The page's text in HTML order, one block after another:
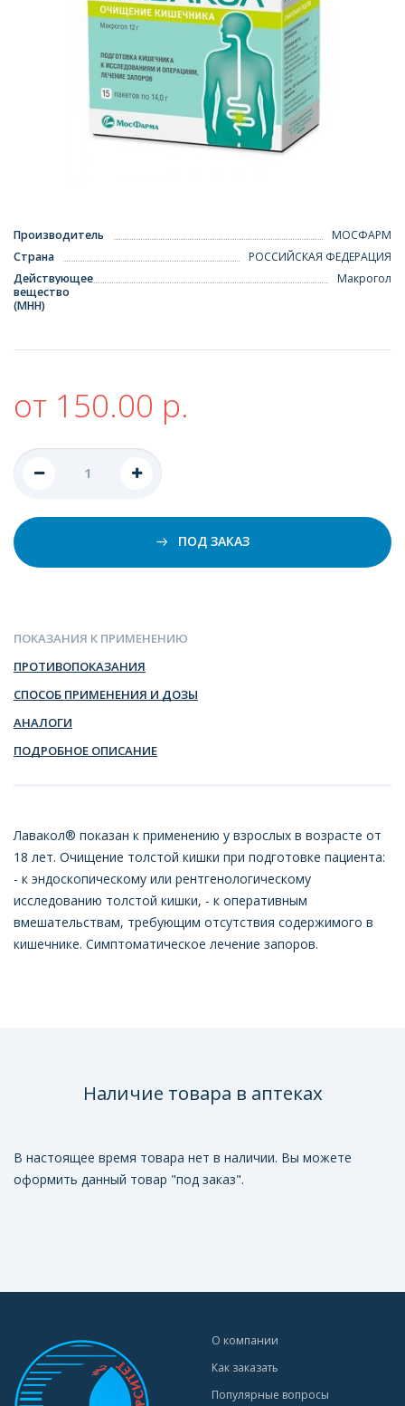
Производитель
МОСФАРМ
Страна
РОССИЙСКАЯ ФЕДЕРАЦИЯ
Действующее
вещество
(МНН)
Макрогол
от 150.00 р.
ПОД ЗАКАЗ
ПОКАЗАНИЯ К ПРИМЕНЕНИЮ
ПРОТИВОПОКАЗАНИЯ
СПОСОБ ПРИМЕНЕНИЯ И ДОЗЫ
АНАЛОГИ
ПОДРОБНОЕ ОПИСАНИЕ
Лавакол® показан к применению у взрослых в возрасте от
18 лет. Очищение толстой кишки при подготовке пациента:
- к эндоскопическому или рентгенологическому
исследованию толстой кишки, - к оперативным
вмешательствам, требующим отсутствия содержимого в
кишечнике. Симптоматическое лечение запоров.
Наличие товара в аптеках
В настоящее время товара нет в наличии. Вы можете
оформить данный товар "под заказ".
О компании
Как заказать
Популярные вопросы